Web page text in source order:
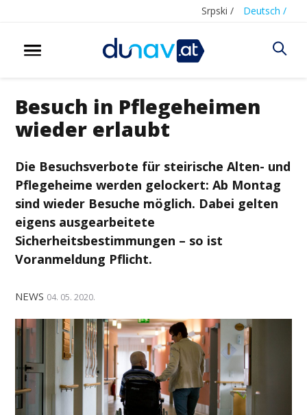
Srpski / Deutsch /
Besuch in Pflegeheimen
wieder erlaubt
Die Besuchsverbote für steirische Alten- und
Pflegeheime werden gelockert: Ab Montag
sind wieder Besuche möglich. Dabei gelten
eigens ausgearbeitete
Sicherheitsbestimmungen – so ist
Voranmeldung Pflicht.
NEWS 04. 05. 2020.